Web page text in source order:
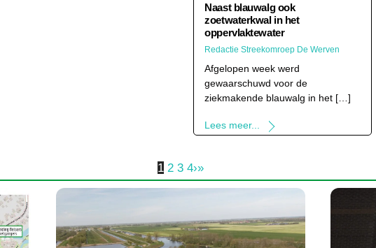
Naast blauwalg ook
zoetwaterkwal in het
oppervlaktewater
Redactie Streekomroep De Werven
Afgelopen week werd
gewaarschuwd voor de
ziekmakende blauwalg in het […]
Lees meer...
1 2 3 4›»